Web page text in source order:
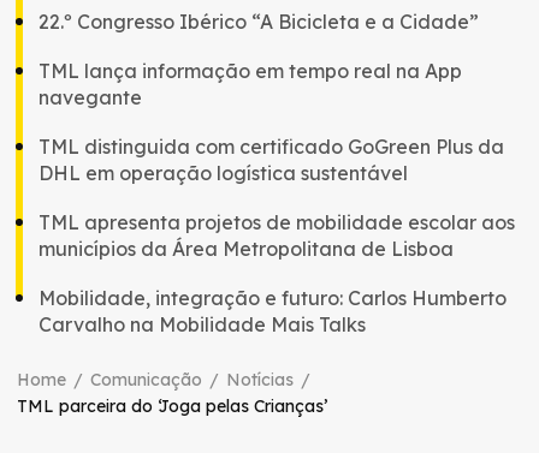
Home / Comunicação / Notícias /
TML parceira do ‘Joga pelas Crianças’
22.º Congresso Ibérico “A Bicicleta e a Cidade”
TML lança informação em tempo real na App
navegante
TML distinguida com certificado GoGreen Plus da
DHL em operação logística sustentável
TML apresenta projetos de mobilidade escolar aos
municípios da Área Metropolitana de Lisboa
Mobilidade, integração e futuro: Carlos Humberto
Carvalho na Mobilidade Mais Talks